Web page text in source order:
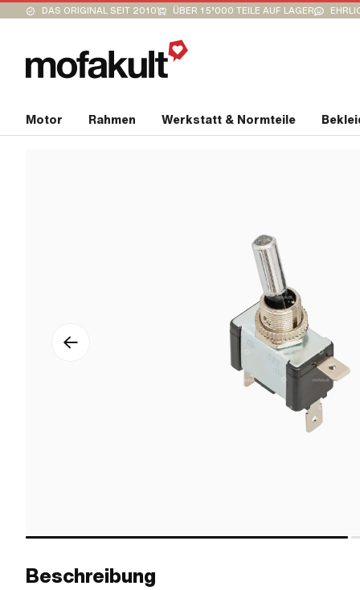
DAS ORIGINAL SEIT 2010 ÜBER 15’000 TEILE AUF LAGER
Motor Rahmen Werkstatt & Normteile
Beschreibung